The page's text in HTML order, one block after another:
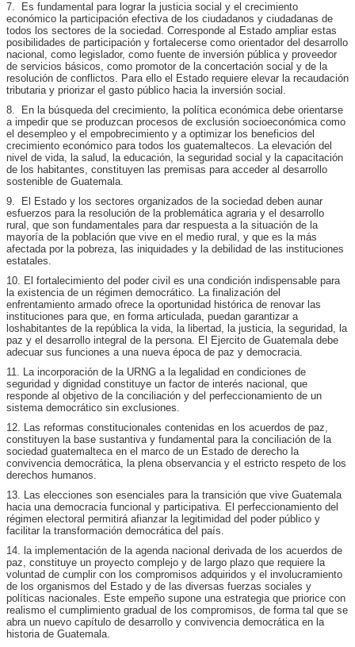
7. Es fundamental para lograr la justicia social y el crecimiento
económico la participación efectiva de los ciudadanos y ciudadanas de
todos los sectores de la sociedad. Corresponde al Estado ampliar estas
posibilidades de participación y fortalecerse como orientador del desarrollo
nacional, como legislador, como fuente de inversión pública y proveedor
de servicios básicos, como promotor de la concertación social y de la
resolución de conflictos. Para ello el Estado requiere elevar la recaudación
tributaria y priorizar el gasto público hacia la inversión social.
8. En la búsqueda del crecimiento, la política económica debe orientarse
a impedir que se produzcan procesos de exclusión socioeconómica como
el desempleo y el empobrecimiento y a optimizar los beneficios del
crecimiento económico para todos los guatemaltecos. La elevación del
nivel de vida, la salud, la educación, la seguridad social y la capacitación
de los habitantes, constituyen las premisas para acceder al desarrollo
sostenible de Guatemala.
9. El Estado y los sectores organizados de la sociedad deben aunar
esfuerzos para la resolución de la problemática agraria y el desarrollo
rural, que son fundamentales para dar respuesta a la situación de la
mayoría de la población que vive en el medio rural, y que es la más
afectada por la pobreza, las iniquidades y la debilidad de las instituciones
estatales.
10. El fortalecimiento del poder civil es una condición indispensable para
la existencia de un régimen democrático. La finalización del
enfrentamiento armado ofrece la oportunidad histórica de renovar las
instituciones para que, en forma articulada, puedan garantizar a
loshabitantes de la república la vida, la libertad, la justicia, la seguridad, la
paz y el desarrollo integral de la persona. El Ejercito de Guatemala debe
adecuar sus funciones a una nueva época de paz y democracia.
11. La incorporación de la URNG a la legalidad en condiciones de
seguridad y dignidad constituye un factor de interés nacional, que
responde al objetivo de la conciliación y del perfeccionamiento de un
sistema democrático sin exclusiones.
12. Las reformas constitucionales contenidas en los acuerdos de paz,
constituyen la base sustantiva y fundamental para la conciliación de la
sociedad guatemalteca en el marco de un Estado de derecho la
convivencia democrática, la plena observancia y el estricto respeto de los
derechos humanos.
13. Las elecciones son esenciales para la transición que vive Guatemala
hacia una democracia funcional y participativa. El perfeccionamiento del
régimen electoral permitirá afianzar la legitimidad del poder público y
facilitar la transformación democrática del país.
14. la implementación de la agenda nacional derivada de los acuerdos de
paz, constituye un proyecto complejo y de largo plazo que requiere la
voluntad de cumplir con los compromisos adquiridos y el involucramiento
de los organismos del Estado y de las diversas fuerzas sociales y
políticas nacionales. Este empeño supone una estrategia que priorice con
realismo el cumplimiento gradual de los compromisos, de forma tal que se
abra un nuevo capítulo de desarrollo y convivencia democrática en la
historia de Guatemala.